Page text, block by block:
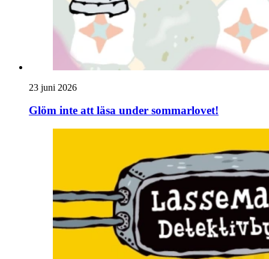
23 juni 2026
Glöm inte att läsa under sommarlovet!